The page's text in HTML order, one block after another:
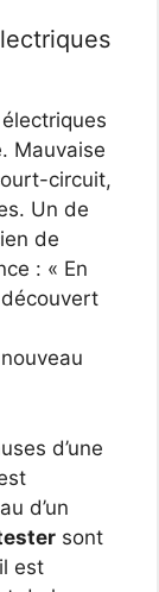
Mauvaise
circuit,
Un de
de
: « En
d’une
d’un
sont
est